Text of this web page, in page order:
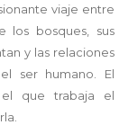
viaje entre
los bosques, sus
y las relaciones
ser humano. El
que trabaja el